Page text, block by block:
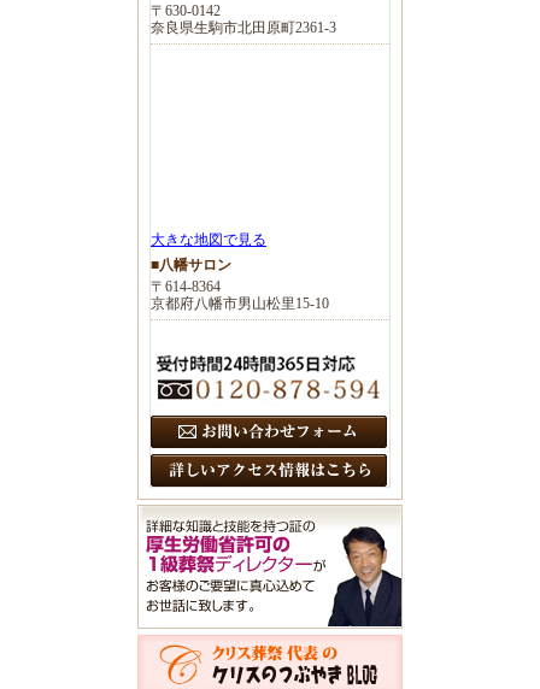
〒630-0142
奈良県生駒市北田原町2361-3
大きな地図で見る
■八幡サロン
〒614-8364
京都府八幡市男山松里15-10